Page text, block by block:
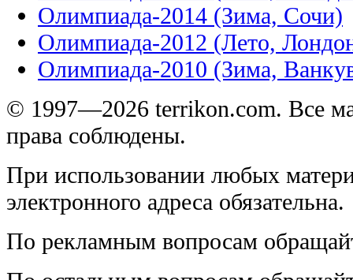
Олимпиада-2014 (Зима, Сочи)
Олимпиада-2012 (Лето,
Олимпиада-2010 (Зима,
© 1997—2026 terrikon.com. Все
права соблюдены.
При использовании любых
электронного адреса обязательна.
По рекламным вопросам